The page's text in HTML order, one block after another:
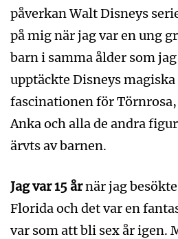
påverkan Walt Disneys
på mig när jag var en ung
barn i samma ålder som
upptäckte Disneys
fascinationen för
Anka och alla de andra
ärvts av barnen.
Jag var 15 årnär jag
Florida och det var en
var som att bli sex år igen.